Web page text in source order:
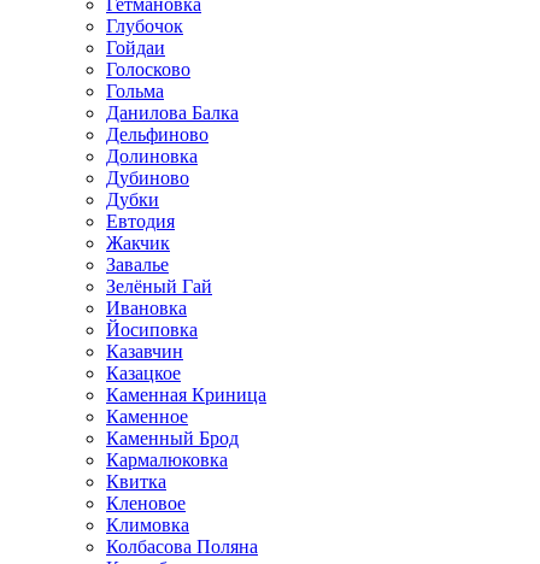
Гетмановка
Глубочок
Гойдаи
Голосково
Гольма
Данилова Балка
Дельфиново
Долиновка
Дубиново
Дубки
Евтодия
Жакчик
Завалье
Зелёный Гай
Ивановка
Йосиповка
Казавчин
Казацкое
Каменная Криница
Каменное
Каменный Брод
Кармалюковка
Квитка
Кленовое
Климовка
Колбасова Поляна